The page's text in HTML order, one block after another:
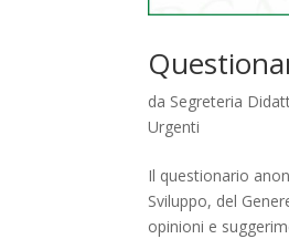
da Segreteria
Urgenti
Il questionario
Sviluppo, del
opinioni e